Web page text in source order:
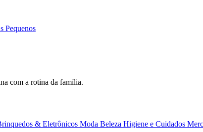
Pequenos
com a rotina da família.
& Eletrônicos Moda Beleza Higiene e Cuidados